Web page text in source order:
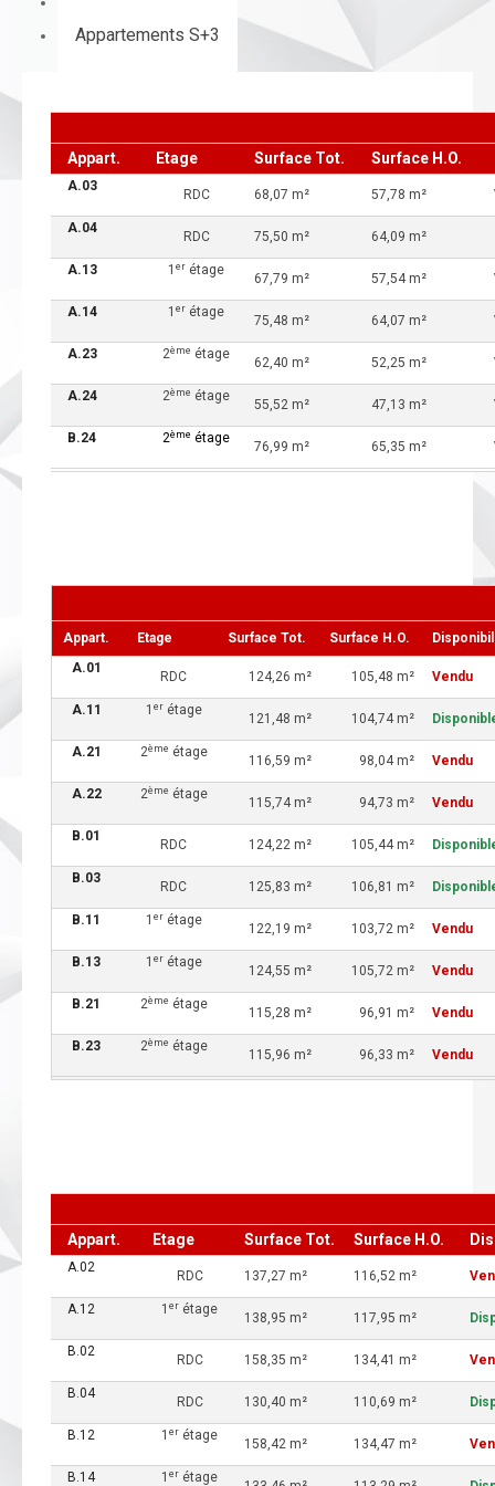
Appartements S+3
Appart. Etage Surface Tot. Surface H.O.
A.03
RDC 68,07 m² 57,78 m²
A.04
RDC 75,50 m² 64,09 m²
A.13 1 er étage
67,79 m² 57,54 m²
A.14 1 er étage
75,48 m² 64,07 m²
A.23 2ème étage
62,40 m² 52,25 m²
A.24 2ème étage
55,52 m² 47,13 m²
B.24 2ème étage
76,99 m² 65,35 m²
Appart. Etage Surface Tot. Surface H.O.
A.01
RDC 124,26 m² 105,48 m² Vendu
A.11 1 erétage
121,48 m² 104,74 m²
A.21 2ème étage
116,59 m² 98,04 m² Vendu
A.22 2ème étage
115,74 m² 94,73 m² Vendu
B.01
RDC 124,22 m² 105,44 m²
B.03
RDC 125,83 m² 106,81 m²
B.11 1 erétage
122,19 m² 103,72 m² Vendu
B.13 1 erétage
124,55 m² 105,72 m² Vendu
B.21 2ème étage
115,28 m² 96,91 m² Vendu
B.23 2ème étage
115,96 m² 96,33 m² Vendu
Appart. Etage Surface Tot. Surface H.O.
A.02
RDC 137,27 m² 116,52 m²
A.12 1 er étage
138,95 m² 117,95 m²
B.02
RDC 158,35 m² 134,41 m²
B.04
RDC 130,40 m² 110,69 m²
B.12 1 er étage
158,42 m² 134,47 m²
B.14 1 er étage